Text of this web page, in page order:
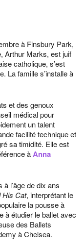
à Finsbury Park,
Arthur Marks, est juif
catholique, s’est
La famille s’installe à
et des genoux
médical pour
un talent
facilité technique et
sa timidité. Elle est
àAnna
l’âge de dix ans
His Cat, interprétant le
la pousse à
à étudier le ballet avec
des Ballets
à Chelsea.